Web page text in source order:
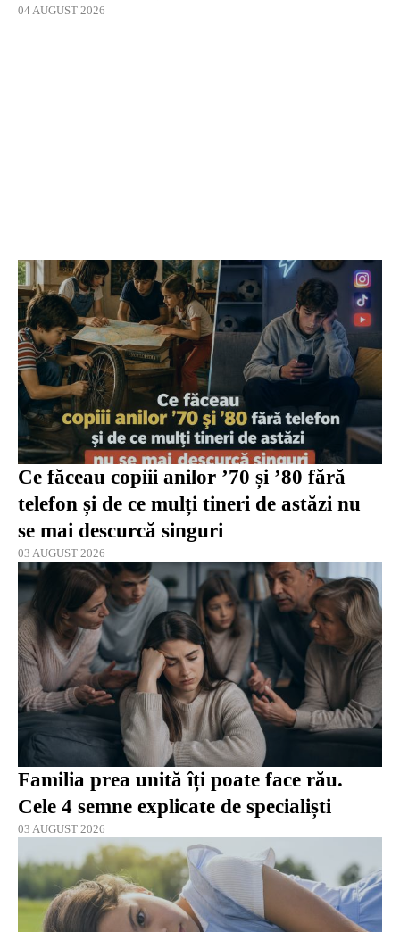
04 AUGUST 2026
Ce făceau copiii anilor ’70 și ’80 fără
telefon și de ce mulți tineri de astăzi nu
se mai descurcă singuri
03 AUGUST 2026
Familia prea unită îți poate face rău.
Cele 4 semne explicate de specialiști
03 AUGUST 2026